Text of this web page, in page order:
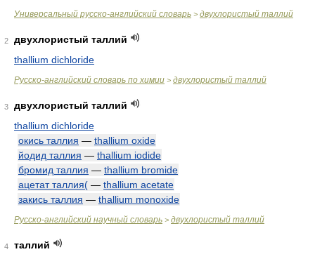
Универсальный русско-английский словарь > двухлористый таллий
2
двухлористый таллий
thallium dichloride
Русско-английский словарь по химии > двухлористый таллий
3
двухлористый таллий
thallium dichloride
окись таллия — thallium oxide
йодид таллия — thallium iodide
бромид таллия — thallium bromide
ацетат таллия( — thallium acetate
закись таллия — thallium monoxide
Русско-английский научный словарь > двухлористый таллий
4
таллий